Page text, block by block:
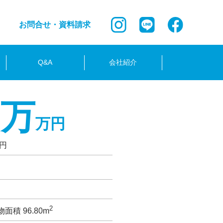
お問合せ・資料請求
Q&A 会社紹介
万円
面積 96.80m2